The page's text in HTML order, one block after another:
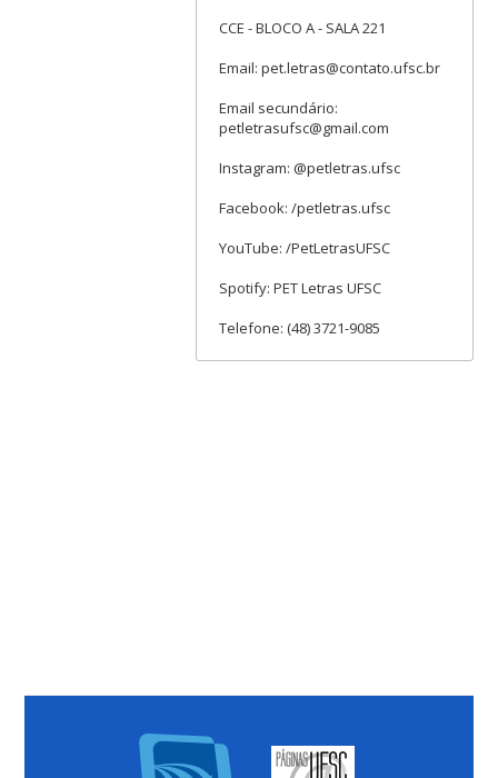
CCE - BLOCO A - SALA 221
Email: pet.letras@contato.ufsc.br
Email secundário:
petletrasufsc@gmail.com
Instagram: @petletras.ufsc
Facebook: /petletras.ufsc
YouTube: /PetLetrasUFSC
Spotify: PET Letras UFSC
Telefone: (48) 3721-9085